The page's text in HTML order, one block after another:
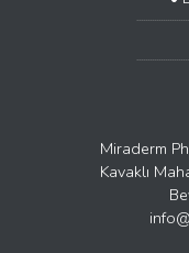
Miraderm
Kavaklı